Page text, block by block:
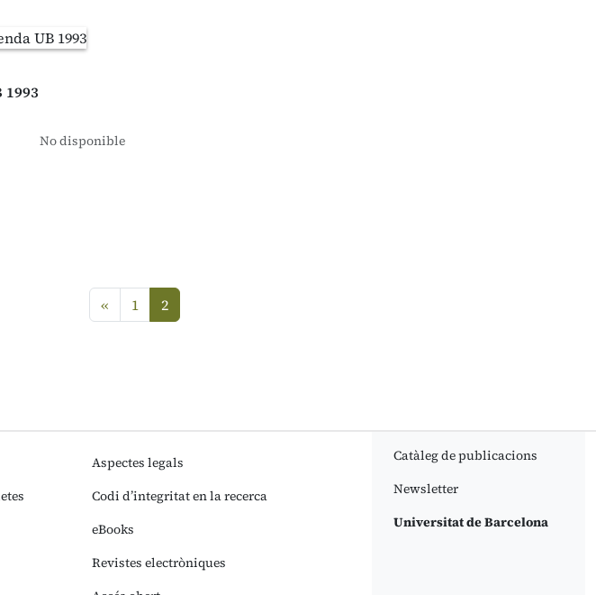
1993
No disponible
«Anterior
1
2
Aspectes legals
Codi d’integritat en la recerca
eBooks
Revistes electròniques
Catàleg de publicacions
Newsletter
Universitat de Barcelona